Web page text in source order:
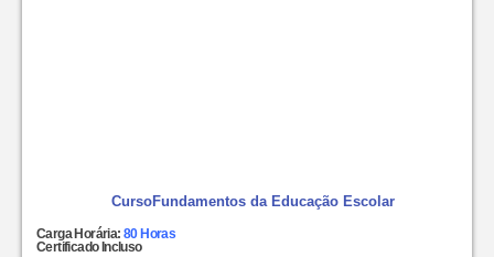
CursoFundamentos da Educação Escolar
Carga Horária:80 Horas
Certificado Incluso